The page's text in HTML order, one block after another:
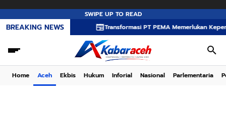
SWIPE UP TO READ
BREAKING NEWS Transformasi PT PEMA Memerlukan
Home Aceh Ekbis Hukum Inforial Nasional Parlementaria